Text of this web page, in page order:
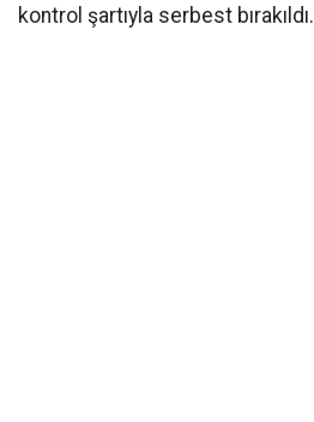
kontrol şartıyla serbest bırakıldı.